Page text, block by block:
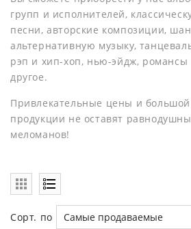
групп и исполнителей,
песни, авторские композиции,
альтернативную музыку,
рэп и хип-хоп, нью-эйдж, романсы
другое.
Привлекательные цены и
продукции не оставят
меломанов!
Сорт. по Самые продаваемые